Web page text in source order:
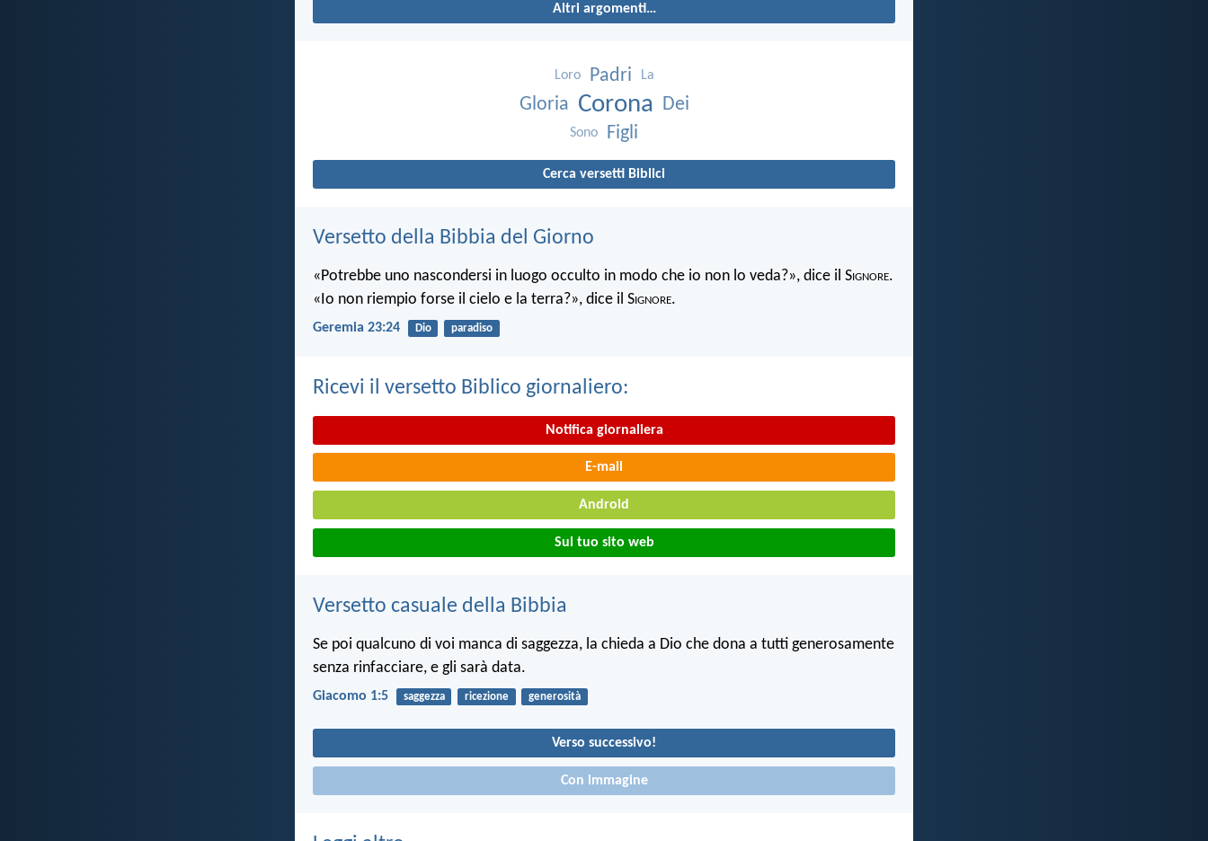
Altri argomenti…
Loro Padri La
Gloria Corona Dei
Sono Figli
Cerca versetti Biblici
Versetto della Bibbia del Giorno
«Potrebbe uno nascondersi in luogo occulto in modo che io non lo veda?», dice il Signore.
«Io non riempio forse il cielo e la terra?», dice il Signore.
Geremia 23:24 Dio paradiso
Ricevi il versetto Biblico giornaliero:
Notifica giornaliera
E-mail
Android
Sul tuo sito web
Versetto casuale della Bibbia
Se poi qualcuno di voi manca di saggezza, la chieda a Dio che dona a tutti generosamente
senza rinfacciare, e gli sarà data.
Giacomo 1:5 saggezza ricezione generosità
Verso successivo!
Con immagine